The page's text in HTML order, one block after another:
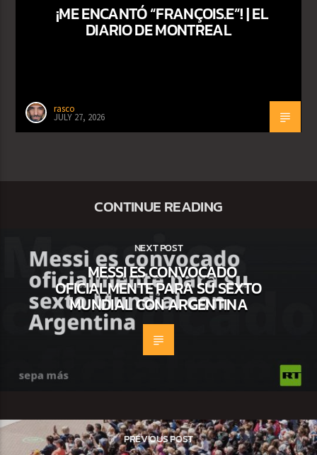
¡ME ENCANTÓ “FRANÇOIS.E”! | EL
DIARIO DE MONTREAL
rasco
JULY 27, 2026
CONTINUE READING
NEXT POST
MESSI ES CONVOCADO
OFICIALMENTE PARA SU SEXTO
MUNDIAL CON ARGENTINA
PREVIOUS POST